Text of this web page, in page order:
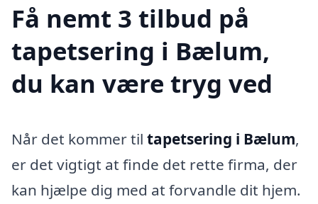
Få nemt 3 tilbud på
tapetsering i Bælum,
du kan være tryg ved
Når det kommer til tapetsering i Bælum,
er det vigtigt at finde det rette firma, der
kan hjælpe dig med at forvandle dit hjem.